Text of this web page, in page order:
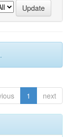
1 next